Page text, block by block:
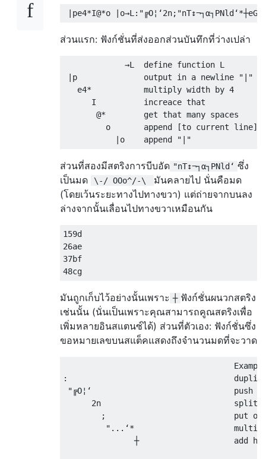
ส่วนแรก: ฟังก์ชั่นที่ส่งออกส่วนบันทึกที่ว่างเปล่า
             →L  define function L
|p              output in a newline "|"
   e4*           multiply width by 4
      I          increace that
       @*        get that many spaces
o       append [to current line]
ส่วนที่สองมีสตริงการบีบอัด "nΤ↕¬┐α┐PΝld‘ ซึ่ง
เป็นมด
\-/ OOo^/-\
มันคลายไป นั่นคือมด
(โดยเว้นระยะทางไปทางขวา) แต่ถ่ายจากบนลง
ล่างจากนั้นเลื่อนไปทางขวาเหมือนกัน
159d
26ae
37bf
มันถูกเก็บไว้อย่างนั้นเพราะ ┼ ฟังก์ชั่นผนวกสตริง
เช่นนั้น (นั่นเป็นเพราะคุณสามารถคูณสตริงเพื่อ
เพิ่มหลายอินสแตนซ์ได้) ส่วนที่ตัวเอง: ฟังก์ชั่นซึ่ง
ขอหมายเลขบนสแต็คแสดงถึงจำนวนมดที่จะวาด
:
"╔O¦‘
2n                            split
;                           put
"...‘*
┼                    add